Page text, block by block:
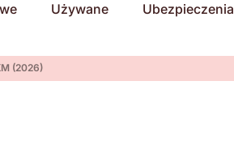
Używane Ubezpieczenia
(2026)